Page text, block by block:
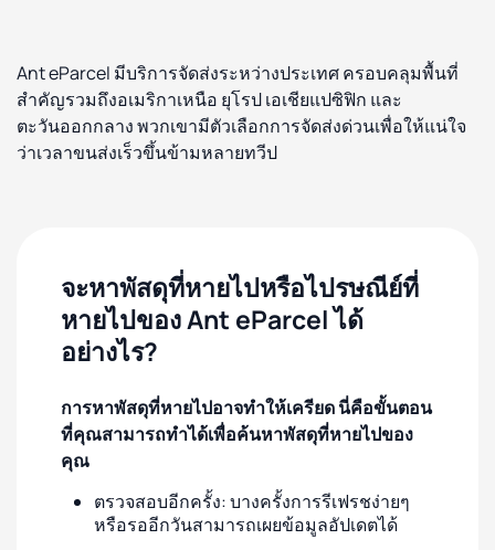
Ant eParcel มีบริการจัดส่งระหว่างประเทศ ครอบคลุมพื้นที่
สำคัญรวมถึงอเมริกาเหนือ ยุโรป เอเชียแปซิฟิก และ
ตะวันออกกลาง พวกเขามีตัวเลือกการจัดส่งด่วนเพื่อให้แน่ใจ
ว่าเวลาขนส่งเร็วขึ้นข้ามหลายทวีป
จะหาพัสดุที่หายไปหรือไปรษณีย์ที่
หายไปของ Ant eParcel ได้
อย่างไร?
การหาพัสดุที่หายไปอาจทำให้เครียด นี่คือขั้นตอน
ที่คุณสามารถทำได้เพื่อค้นหาพัสดุที่หายไปของ
คุณ
ตรวจสอบอีกครั้ง: บางครั้งการรีเฟรชง่ายๆ
หรือรออีกวันสามารถเผยข้อมูลอัปเดตได้